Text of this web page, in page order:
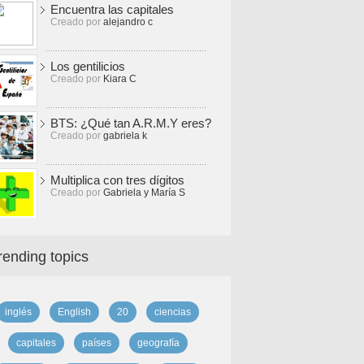
Encuentra las capitales
Creado por alejandro c
Los gentilicios
Creado por Kiara C
BTS: ¿Qué tan A.R.M.Y eres?
Creado por gabriela k
Multiplica con tres dígitos
Creado por Gabriela y María S
topics
inglés English 20 ciencias
capitales países geografía